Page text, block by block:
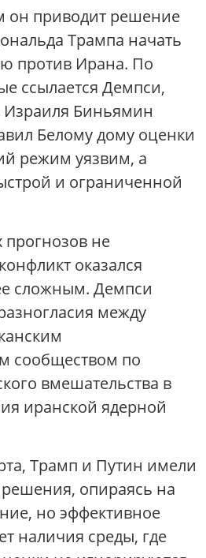
он приводит решение
Трампа начать
против Ирана. По
ссылается Демпси,
Биньямин
Белому дому оценки
режим уязвим, а
и ограниченной
прогнозов не
оказался
сложным. Демпси
между
сообществом по
вмешательства в
иранской ядерной
Трамп и Путин имели
опираясь на
но эффективное
наличия среды, где